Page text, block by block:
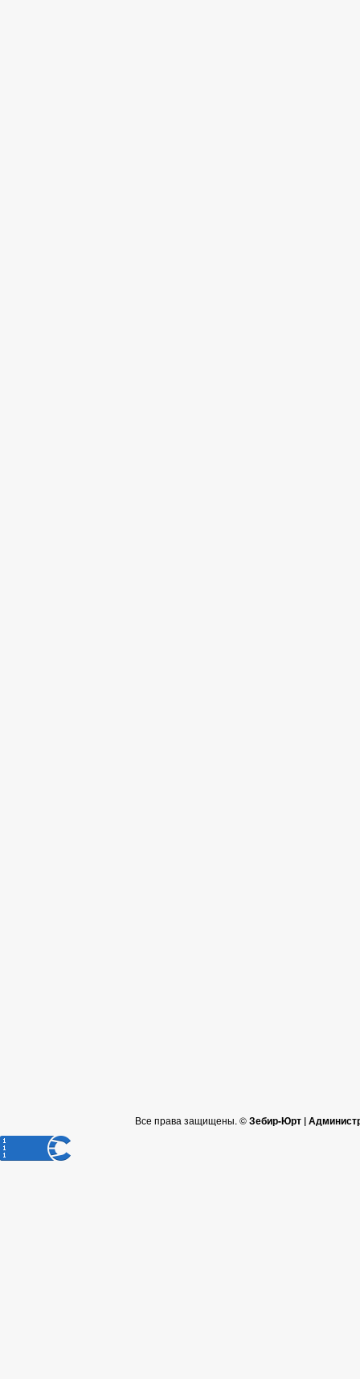
Все права защищены. ©Зебир-Юрт |